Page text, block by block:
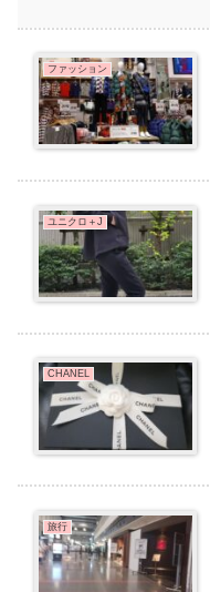
ファッション
ユニクロ＋J
CHANEL
旅行